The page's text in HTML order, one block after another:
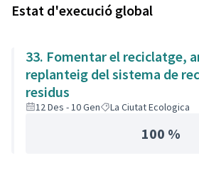
Estat d'execució global
33. Fomentar el reciclatge,
replanteig del sistema de
residus
12 Des - 10 Gen La Ciutat Ecologica
100 %